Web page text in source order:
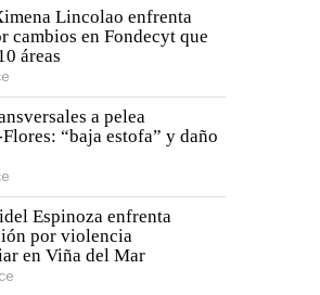
Lincolao enfrenta
cambios en Fondecyt que
áreas
a pelea
“baja estofa” y daño
Espinoza enfrenta
por violencia
en Viña del Mar